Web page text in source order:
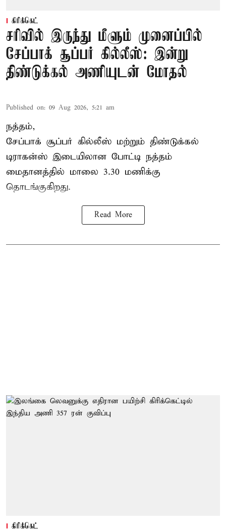
கிரிக்கெட்
சரிவில் இருந்து மீளும் முனைப்பில்
சேப்பாக் சூப்பர் கில்லீஸ்: இன்று
திண்டுக்கல் அணியுடன் மோதல்
Published on: 09 Aug 2026, 5:21 am
நத்தம்,
சேப்பாக் சூப்பர் கில்லீஸ் மற்றும் திண்டுக்கல்
டிராகன்ஸ் இடையிலான போட்டி நத்தம்
மைதானத்தில் மாலை 3.30 மணிக்கு
தொடங்குகிறது.
Read More
கிரிக்கெட்